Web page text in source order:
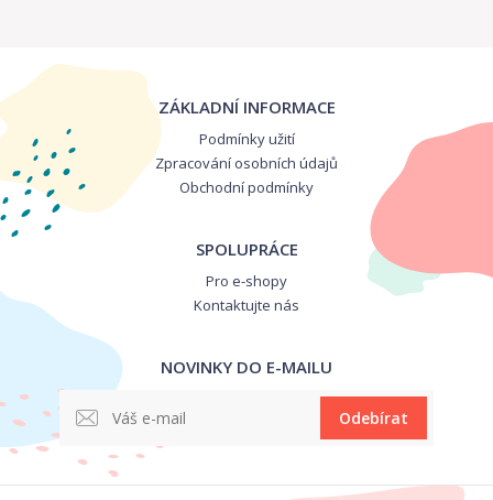
ZÁKLADNÍ INFORMACE
Podmínky užití
Zpracování osobních údajů
Obchodní podmínky
SPOLUPRÁCE
Pro e-shopy
Kontaktujte nás
NOVINKY DO E-MAILU
Odebírat